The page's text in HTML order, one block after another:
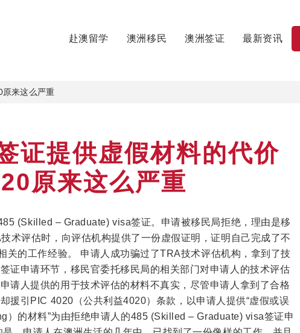
赴澳留学 澳洲移民 澳洲签证 最新资讯
来这么严重
证提供虚假材料的代价
原来这么严重
(Skilled – Graduate) visa签证。申请被移民局拒绝，理由是移
术评估时，向评估机构提供了一份虚假证明，证明自己完成了不
关的工作经验。 申请人成功骗过了TRA技术评估机构，拿到了技
证申请环节，移民官委托移民局的相关部门对申请人的技术评估
请人提供的用于技术评估的材料不真实，尽管申请人拿到了合格
援引PIC 4020（公共利益4020）条款，以申请人提供“虚假或误
）的材料”为由拒绝申请人的485 (Skilled – Graduate) visa签证申